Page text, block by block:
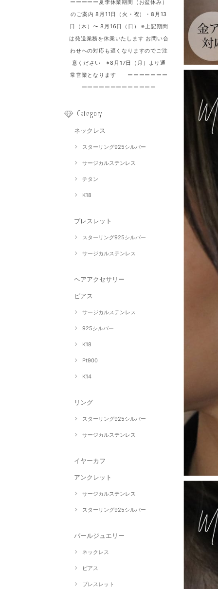
ーーーーー夏季休業期間（お盆休み）
のご案内 8月11日（火・祝）・8月13
日（木）〜 8月16日（日） ※上記期間
は発送業務を休業いたします お問い合
わせへの対応も遅くなりますのでご注
意ください ※8月17日（月）より通
常営業となります ーーーーーーー
ーーーーーーーーーーーーー
Category
ネックレス
スターリング925シルバー
サージカルステンレス
チタン
K18
ブレスレット
スターリング925シルバー
サージカルステンレス
ヘアアクセサリー
ピアス
サージカルステンレス
925シルバー
K18
Pt900
K14
リング
スターリング925シルバー
サージカルステンレス
イヤーカフ
アンクレット
サージカルステンレス
スターリング925シルバー
パールジュエリー
ネックレス
ピアス
ブレスレット